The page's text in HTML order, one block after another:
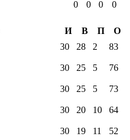
0 0 0
0
И В П
О
30 28 2 83
30 25 5 76
30 25 5 73
30 20 10 64
30 19 11 52